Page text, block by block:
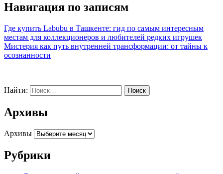
Навигация по записям
Где купить Labubu в Ташкенте: гид по самым интересным
местам для коллекционеров и любителей редких игрушек
Мистерия как путь внутренней трансформации: от тайны к
осознанности
Найти:
Архивы
Архивы
Рубрики